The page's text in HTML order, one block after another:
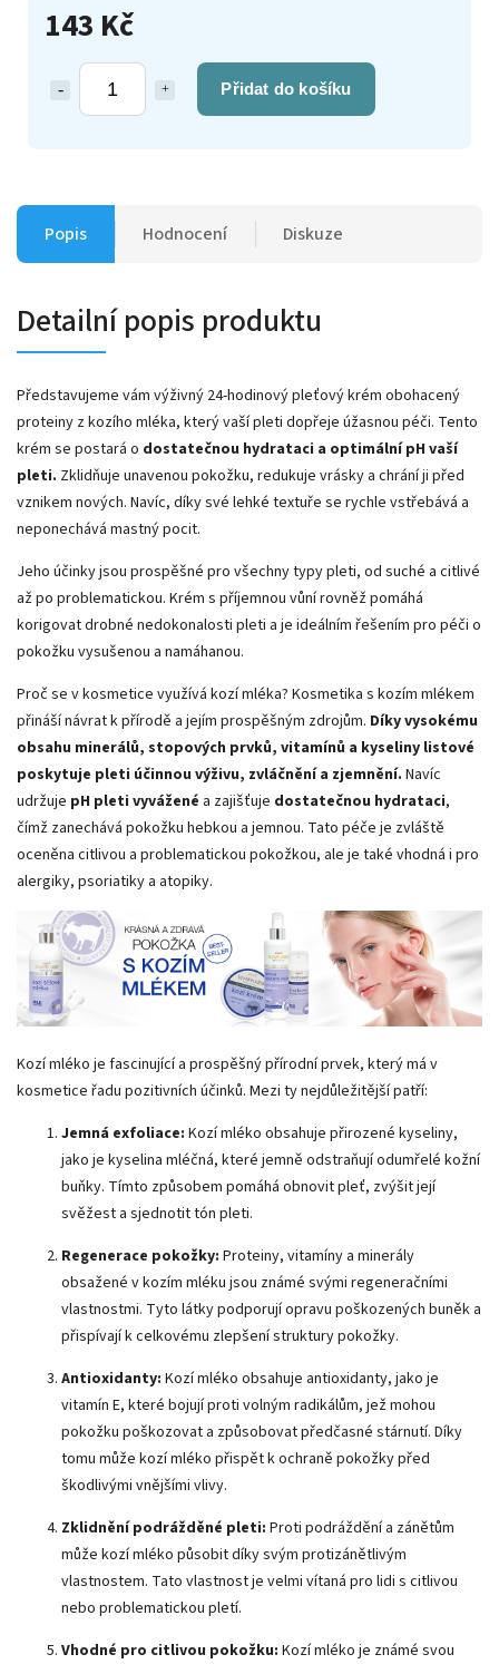
143 Kč
Přidat do košíku
Popis Hodnocení Diskuze
Detailní popis produktu
Představujeme vám výživný 24-hodinový pleťový krém obohacený
proteiny z kozího mléka, který vaší pleti dopřeje úžasnou péči. Tento
krém se postará o dostatečnou hydrataci a optimální pH vaší
pleti. Zklidňuje unavenou pokožku, redukuje vrásky a chrání ji před
vznikem nových. Navíc, díky své lehké textuře se rychle vstřebává a
neponechává mastný pocit.
Jeho účinky jsou prospěšné pro všechny typy pleti, od suché a citlivé
až po problematickou. Krém s příjemnou vůní rovněž pomáhá
korigovat drobné nedokonalosti pleti a je ideálním řešením pro péči o
pokožku vysušenou a namáhanou.
Proč se v kosmetice využívá kozí mléka? Kosmetika s kozím mlékem
přináší návrat k přírodě a jejím prospěšným zdrojům. Díky vysokému
obsahu minerálů, stopových prvků, vitamínů a kyseliny listové
poskytuje pleti účinnou výživu, zvláčnění a zjemnění. Navíc
udržuje pH pleti vyvážené a zajišťuje dostatečnou hydrataci,
čímž zanechává pokožku hebkou a jemnou. Tato péče je zvláště
oceněna citlivou a problematickou pokožkou, ale je také vhodná i pro
alergiky, psoriatiky a atopiky.
Kozí mléko je fascinující a prospěšný přírodní prvek, který má v
kosmetice řadu pozitivních účinků. Mezi ty nejdůležitější patří:
Jemná exfoliace: Kozí mléko obsahuje přirozené kyseliny,
jako je kyselina mléčná, které jemně odstraňují odumřelé kožní
buňky. Tímto způsobem pomáhá obnovit pleť, zvýšit její
svěžest a sjednotit tón pleti.
Regenerace pokožky: Proteiny, vitamíny a minerály
obsažené v kozím mléku jsou známé svými regeneračními
vlastnostmi. Tyto látky podporují opravu poškozených buněk a
přispívají k celkovému zlepšení struktury pokožky.
Antioxidanty: Kozí mléko obsahuje antioxidanty, jako je
vitamín E, které bojují proti volným radikálům, jež mohou
pokožku poškozovat a způsobovat předčasné stárnutí. Díky
tomu může kozí mléko přispět k ochraně pokožky před
škodlivými vnějšími vlivy.
Zklidnění podrážděné pleti: Proti podráždění a zánětům
může kozí mléko působit díky svým protizánětlivým
vlastnostem. Tato vlastnost je velmi vítaná pro lidi s citlivou
nebo problematickou pletí.
Vhodné pro citlivou pokožku: Kozí mléko je známé svou